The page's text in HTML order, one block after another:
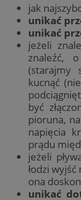
jak
unikać
unikać
jeżeli
znaleźć,
(starajmy
kucnąć
być
pioruna,
napięcia
prądu
jeżeli
łodzi
ona
unikać